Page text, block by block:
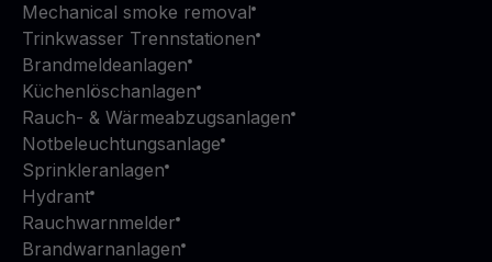
Mechanical smoke removal
Trinkwasser Trennstationen
Brandmeldeanlagen
Küchenlöschanlagen
Rauch- & Wärmeabzugsanlagen
Notbeleuchtungsanlage
Sprinkleranlagen
Hydrant
Rauchwarnmelder
Brandwarnanlagen